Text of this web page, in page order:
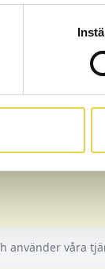
och vill boka
verifiera din
vill boka
den
att läggas
använder våra